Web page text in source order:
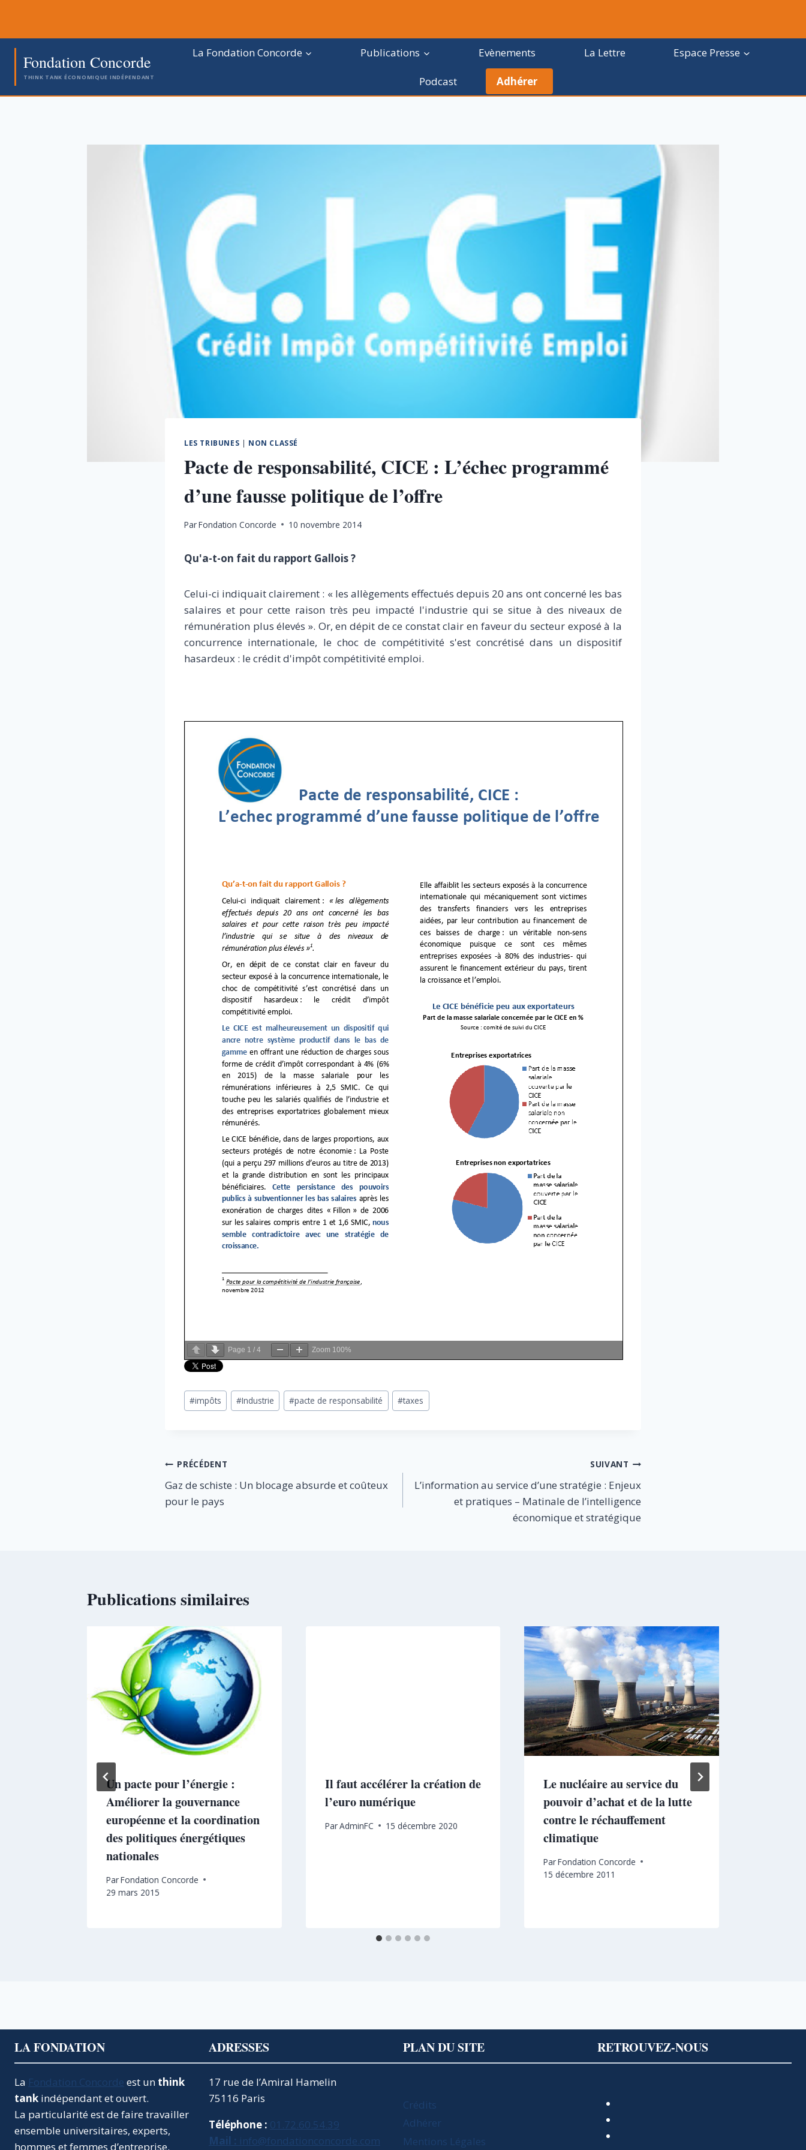
contenu
Fondation Concorde
THINK TANK ÉCONOMIQUE INDÉPENDANT
La Fondation Concorde Publications Evènements La Lettre Espace Presse
Podcast Adhérer
LES TRIBUNES | NON CLASSÉ
Pacte de responsabilité, CICE : L’échec programmé
d’une fausse politique de l’offre
ParFondation Concorde 10 novembre 2014
Qu'a-t-on fait du rapport Gallois ?
Celui-ci indiquait clairement : « les allègements effectués depuis 20 ans ont concerné les bas
salaires et pour cette raison très peu impacté l'industrie qui se situe à des niveaux de
rémunération plus élevés ». Or, en dépit de ce constat clair en faveur du secteur exposé à la
concurrence internationale, le choc de compétitivité s'est concrétisé dans un dispositif
hasardeux : le crédit d'impôt compétitivité emploi.
Page 1 / 4 Zoom 100%
Étiquettes
de
#impôts #Industrie #pacte de responsabilité #taxes
Navigation
de
PRÉCÉDENT
Gaz de schiste : Un blocage absurde et coûteux
pour le pays
SUIVANT
L’information au service d’une stratégie : Enjeux
et pratiques – Matinale de l’intelligence
économique et stratégique
Publications similaires
Un pacte pour l’énergie :
Améliorer la gouvernance
européenne et la coordination
des politiques énergétiques
nationales
ParFondation Concorde
29 mars 2015
Il faut accélérer la création de
l’euro numérique
ParAdminFC 15 décembre 2020
Le nucléaire au service du
pouvoir d’achat et de la lutte
contre le réchauffement
climatique
ParFondation Concorde
15 décembre 2011
LA FONDATION
La Fondation Concorde est un think
tank indépendant et ouvert.
La particularité est de faire travailler
ensemble universitaires, experts,
hommes et femmes d’entreprise.
ADRESSES
17 rue de l’Amiral Hamelin
75116 Paris
Téléphone : 01.72.60.54.39
Mail : info@fondationconcorde.com
PLAN DU SITE
Crédits
Adhérer
Mentions Légales
RETROUVEZ-NOUS